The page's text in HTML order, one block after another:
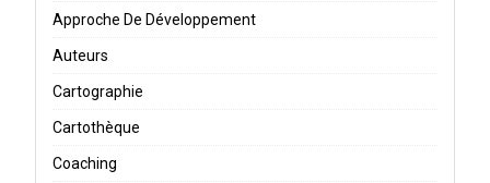
Approche De Développement
Auteurs
Cartographie
Cartothèque
Coaching